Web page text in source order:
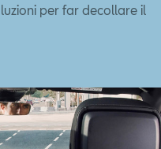
per far decollare il